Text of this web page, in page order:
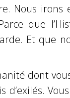
Nous irons
que
Et que
dont